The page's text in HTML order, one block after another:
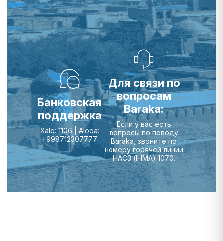
Банковская
поддержка
Xalq: 1106 | Aloqa:
+998712307777
Для связи по
вопросам
Baraka:
Если у вас есть
вопросы по поводу
Baraka, звоните по
номеру горячей линии
НАСЗ (IHMA) 1070.